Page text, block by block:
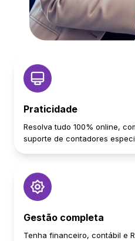
Praticidade
Resolva tudo 100% online,
suporte de contadores
Gestão completa
Tenha financeiro, contábil e